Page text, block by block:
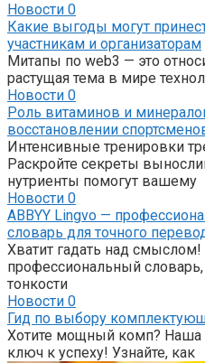
Новости 0
Какие выгоды могут
участникам и организаторам
Митапы по web3 — это
растущая тема в мире
Новости 0
Роль витаминов и
восстановлении
Интенсивные тренировки
Раскройте секреты
нутриенты помогут вашему
Новости 0
ABBYY Lingvo —
словарь для точного
Хватит гадать над смыслом!
профессиональный
тонкости
Новости 0
Гид по выбору
Хотите мощный комп? Наша
ключ к успеху! Узнайте, как